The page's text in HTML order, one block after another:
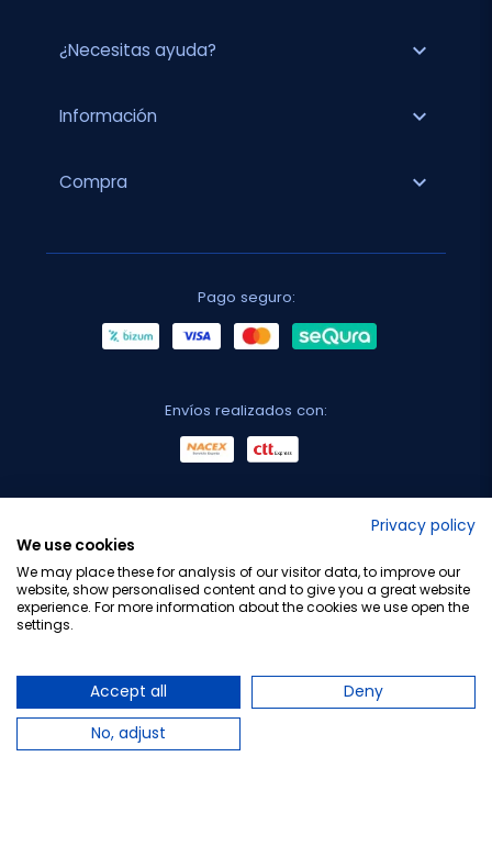
¿Necesitas ayuda? expand_more
Información expand_more
Compra expand_more
Pago seguro:
Envíos realizados con:
Privacy policy
We use cookies
We may place these for analysis of our visitor data, to improve our
website, show personalised content and to give you a great website
experience. For more information about the cookies we use open the
settings.
Accept all
Deny
No, adjust